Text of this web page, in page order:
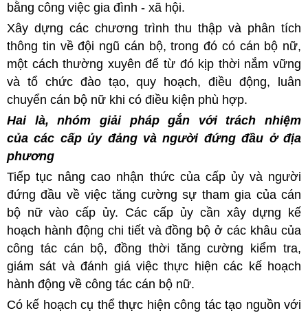
bằng công việc gia đình - xã hội.
Xây dựng các chương trình thu thập và phân tích
thông tin về đội ngũ cán bộ, trong đó có cán bộ nữ,
một cách thường xuyên để từ đó kịp thời nắm vững
và tổ chức đào tạo, quy hoạch, điều động, luân
chuyển cán bộ nữ khi có điều kiện phù hợp.
Hai là, nhóm giải pháp gắn với trách nhiệm
của các cấp ủy đảng và người đứng đầu ở địa
phương
Tiếp tục nâng cao nhận thức của cấp ủy và người
đứng đầu về việc tăng cường sự tham gia của cán
bộ nữ vào cấp ủy. Các cấp ủy cần xây dựng kế
hoạch hành động chi tiết và đồng bộ ở các khâu của
công tác cán bộ, đồng thời tăng cường kiểm tra,
giám sát và đánh giá việc thực hiện các kế hoạch
hành động về công tác cán bộ nữ.
Có kế hoạch cụ thể thực hiện công tác tạo nguồn với